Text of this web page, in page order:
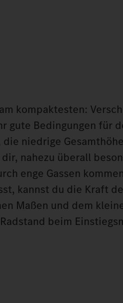
kompaktesten:
gute Bedingungen für
die niedrige
nahezu überall
enge Gassen
kannst du die Kraft
Maßen und dem
beim